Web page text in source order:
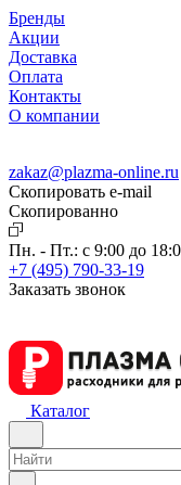
Бренды
Акции
Доставка
Оплата
Контакты
О компании
zakaz@plazma-online.ru
Скопировать e-mail
Cкопированно
Пн. - Пт.: с 9:00 до
+7 (495) 790-33-19
Заказать звонок
Каталог